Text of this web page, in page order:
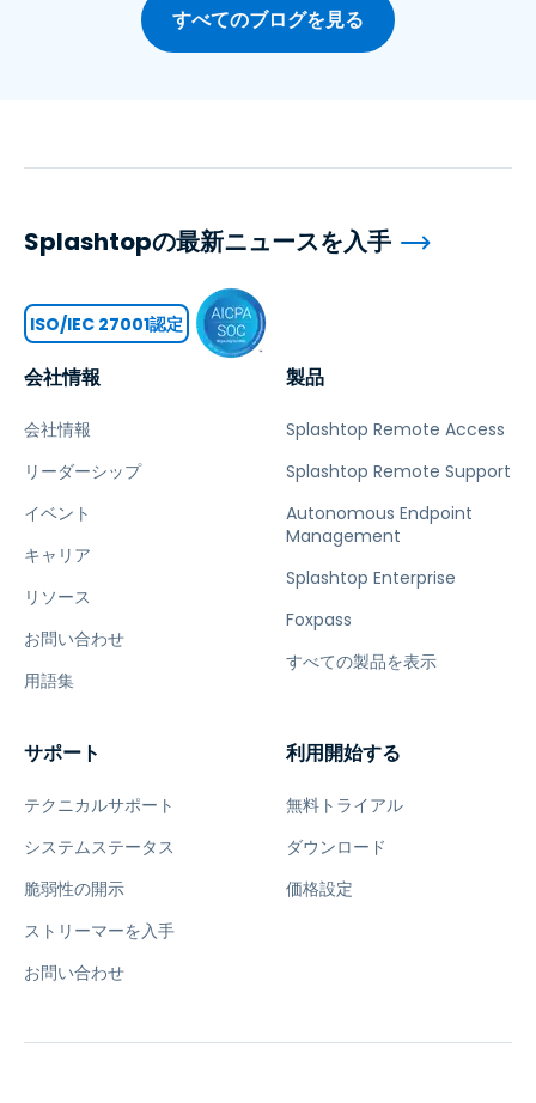
すべてのブログを見る
会社情報
会社情報
リーダーシップ
イベント
キャリア
リソース
お問い合わせ
用語集
製品
Splashtop Remote Access
Splashtop Remote Support
Autonomous Endpoint
Management
Splashtop Enterprise
Foxpass
すべての製品を表示
サポート
テクニカルサポート
システムステータス
脆弱性の開示
ストリーマーを入手
お問い合わせ
利用開始する
無料トライアル
ダウンロード
価格設定
Splashtopの最新ニュースを入手
ISO/IEC 27001認定